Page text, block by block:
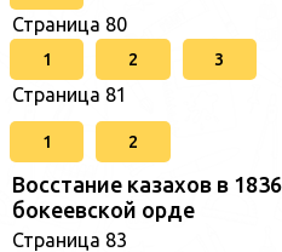
Страница 80
1 2 3
Страница 81
1 2
Восстание казахов в
бокеевской орде
Страница 83